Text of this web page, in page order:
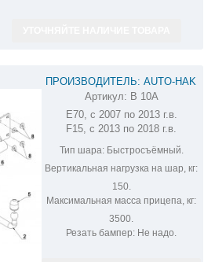
ПРОИЗВОДИТЕЛЬ: AUTO-HAK
ФАРКОП НА BMW X5 B 10A
Артикул: B 10A
E70, с 2007 по 2013 г.в.
F15, с 2013 по 2018 г.в.
Тип шара:Быстросъёмный.
Вертикальная нагрузка на шар, кг:
150.
Максимальная масса прицепа, кг:
3500.
Резать бампер: Не надо.